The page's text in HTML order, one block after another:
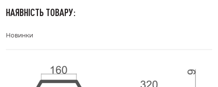
НАЯВНІСТЬ ТОВАРУ:
Новинки